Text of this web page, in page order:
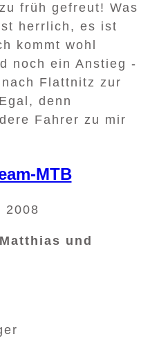
früh gefreut! Was
herrlich, es ist
kommt wohl
noch ein Anstieg -
Flattnitz zur
denn
Fahrer zu mir
MTB
2008
und